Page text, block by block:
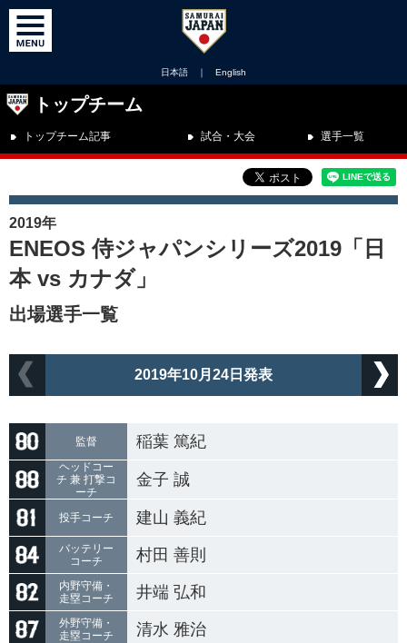
日本語 ｜ English
トップチーム
トップチーム記事 試合・大会 選手一覧
2019年
ENEOS 侍ジャパンシリーズ2019「日
本 vs カナダ」
出場選手一覧
2019年10月24日発表
監督 稲葉 篤紀
ヘッドコー
チ 兼 打撃コ
ーチ
金子 誠
投手コーチ 建山 義紀
バッテリー
コーチ
村田 善則
内野守備・
走塁コーチ
井端 弘和
外野守備・
走塁コーチ
清水 雅治